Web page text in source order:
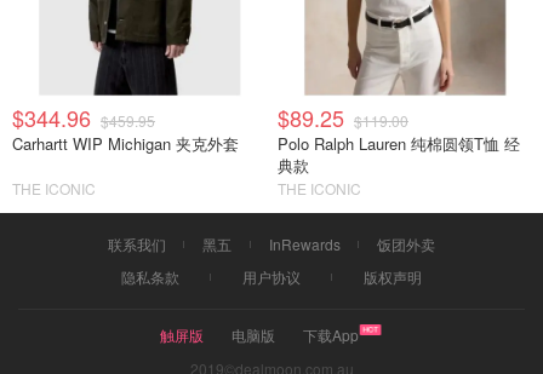
$344.96 $459.95
Carhartt WIP Michigan 夹克外套
THE ICONIC
$89.25 $119.00
Polo Ralph Lauren 纯棉圆领T恤 经
典款
THE ICONIC
联系我们 黑五 InRewards
饭团外卖
隐私条款
用户协议 版权声明
触屏版 电脑版
下载App
2019©dealmoon.com.au